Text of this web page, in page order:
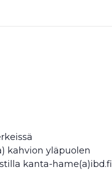
kahvion yläpuolen
kanta-hame(a)ibd.fi